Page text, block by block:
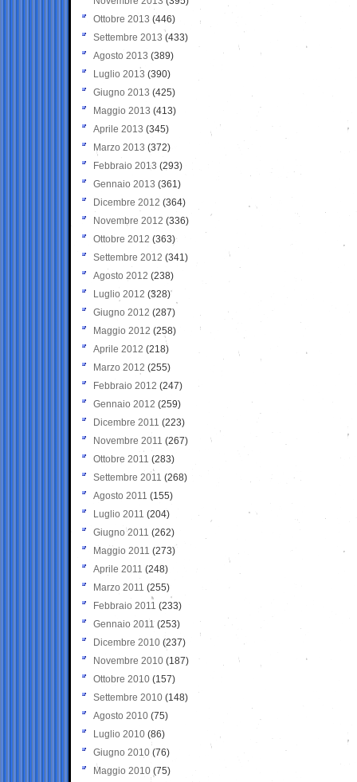
Ottobre 2013 (446)
Settembre 2013 (433)
Agosto 2013 (389)
Luglio 2013 (390)
Giugno 2013 (425)
Maggio 2013 (413)
Aprile 2013 (345)
Marzo 2013 (372)
Febbraio 2013 (293)
Gennaio 2013 (361)
Dicembre 2012 (364)
Novembre 2012 (336)
Ottobre 2012 (363)
Settembre 2012 (341)
Agosto 2012 (238)
Luglio 2012 (328)
Giugno 2012 (287)
Maggio 2012 (258)
Aprile 2012 (218)
Marzo 2012 (255)
Febbraio 2012 (247)
Gennaio 2012 (259)
Dicembre 2011 (223)
Novembre 2011 (267)
Ottobre 2011 (283)
Settembre 2011 (268)
Agosto 2011 (155)
Luglio 2011 (204)
Giugno 2011 (262)
Maggio 2011 (273)
Aprile 2011 (248)
Marzo 2011 (255)
Febbraio 2011 (233)
Gennaio 2011 (253)
Dicembre 2010 (237)
Novembre 2010 (187)
Ottobre 2010 (157)
Settembre 2010 (148)
Agosto 2010 (75)
Luglio 2010 (86)
Giugno 2010 (76)
Maggio 2010 (75)